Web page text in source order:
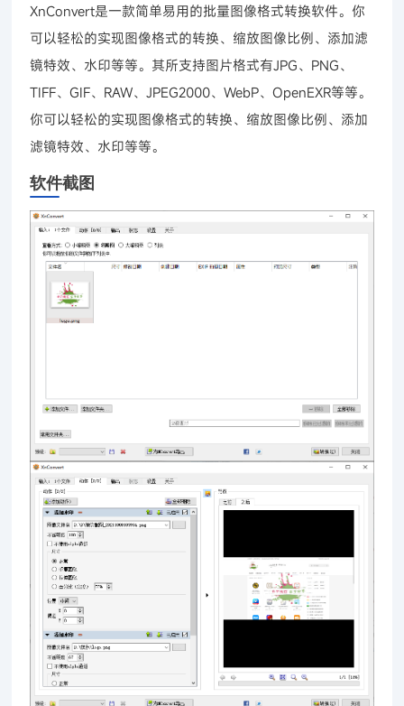
XnConvert是一款简单易用的批量图像格式转换软件。你
可以轻松的实现图像格式的转换、缩放图像比例、添加滤
镜特效、水印等等。其所支持图片格式有JPG、PNG、
TIFF、GIF、RAW、JPEG2000、WebP、OpenEXR等等。
你可以轻松的实现图像格式的转换、缩放图像比例、添加
滤镜特效、水印等等。
软件截图